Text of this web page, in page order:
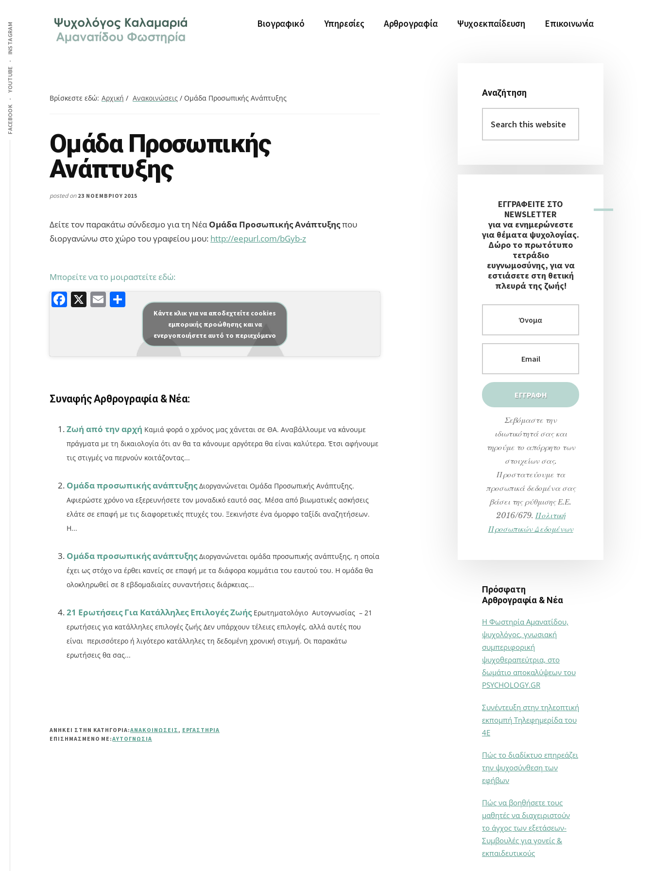
main
content
primary
sidebar
footer
menu
FACEBOOK
YOUTUBE
INSTAGRAM
Ψυχολόγος
στην
Καλαμαριά,
Γνωστική
Ψυχοθεραπεία
μέσω
Skype,
συνεδρίες
online.
Βιογραφικό Υπηρεσίες Αρθρογραφία Ψυχοεκπαίδευση Επικοινωνία
Βρίσκεστε εδώ: Αρχική / Ανακοινώσεις / Ομάδα Προσωπικής Ανάπτυξης
Search
this
website
Ομάδα Προσωπικής
Ανάπτυξης
posted on 23 ΝΟΕΜΒΡΊΟΥ 2015
Δείτε τον παρακάτω σύνδεσμο για τη ΝέαΟμάδα Προσωπικής Ανάπτυξηςπου
διοργανώνω στο χώρο του γραφείου μου: http://eepurl.com/bGyb-z
Μπορείτε να το μοιραστείτε εδώ:
F
b
o
k
X E
σ
ίτ
ε
Κάντε κλικ για να αποδεχτείτε cookies
εμπορικής προώθησης και να
ενεργοποιήσετε αυτό το περιεχόμενο
Συναφής Αρθρογραφία & Νέα:
Ζωή από την αρχή Καμιά φορά ο χρόνος μας χάνεται σε ΘΑ. Αναβάλλουμε να κάνουμε
πράγματα με τη δικαιολογία ότι αν θα τα κάνουμε αργότερα θα είναι καλύτερα. Έτσι αφήνουμε
τις στιγμές να περνούν κοιτάζοντας...
Ομάδα προσωπικής ανάπτυξης Διοργανώνεται Ομάδα Προσωπικής Ανάπτυξης.
Αφιερώστε χρόνο να εξερευνήσετε τον μοναδικό εαυτό σας. Μέσα από βιωματικές ασκήσεις
ελάτε σε επαφή με τις διαφορετικές πτυχές του. Ξεκινήστε ένα όμορφο ταξίδι αναζητήσεων.
Η...
Ομάδα προσωπικής ανάπτυξης Διοργανώνεται ομάδα προσωπικής ανάπτυξης, η οποία
έχει ως στόχο να έρθει κανείς σε επαφή με τα διάφορα κομμάτια του εαυτού του. Η ομάδα θα
ολοκληρωθεί σε 8 εβδομαδιαίες συναντήσεις διάρκειας...
21 Ερωτήσεις Για Κατάλληλες Επιλογές Ζωής Ερωτηματολόγιο Αυτογνωσίας – 21
ερωτήσεις για κατάλληλες επιλογές ζωής Δεν υπάρχουν τέλειες επιλογές, αλλά αυτές που
είναι περισσότερο ή λιγότερο κατάλληλες τη δεδομένη χρονική στιγμή. Οι παρακάτω
ερωτήσεις θα σας...
ΑΝΗΚΕΙ ΣΤΗΝ ΚΑΤΗΓΟΡΙΑ:ΑΝΑΚΟΙΝΏΣΕΙΣ, ΕΡΓΑΣΤΉΡΙΑ
ΕΠΙΣΗΜΑΣΜΈΝΟ ΜΕ:ΑΥΤΟΓΝΩΣΊΑ
Αρχική
Πλευρική
Στήλη
Αναζήτηση
this
website
ΕΓΓΡΑΦΕΙΤΕ ΣΤΟ
NEWSLETTER
για να ενημερώνεστε
για θέματα ψυχολογίας.
Δώρο το πρωτότυπο
τετράδιο
ευγνωμοσύνης, για να
εστιάσετε στη θετική
πλευρά της ζωής!
Σεβόμαστε την
ιδιωτικότητά σας και
τηρούμε το απόρρητο των
στοιχείων σας.
Προστατεύουμε τα
προσωπικά δεδομένα σας
βάσει της ρύθμισης Ε.Ε.
2016/679. Πολιτική
Προσωπικών Δεδομένων
Πρόσφατη
Αρθρογραφία & Νέα
Η Φωστηρία Αμανατίδου,
ψυχολόγος, γνωσιακή
συμπεριφορική
ψυχοθεραπεύτρια, στο
δωμάτιο αποκαλύψεων του
PSYCHOLOGY.GR
Συνέντευξη στην τηλεοπτική
εκπομπή Τηλεφημερίδα του
4Ε
Πώς το διαδίκτυο επηρεάζει
την ψυχοσύνθεση των
εφήβων
Πώς να βοηθήσετε τους
μαθητές να διαχειριστούν
το άγχος των εξετάσεων-
Συμβουλές για γονείς &
εκπαιδευτικούς